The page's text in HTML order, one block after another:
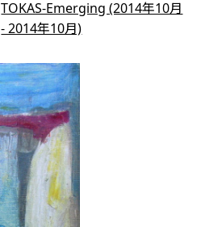
TOKAS-Emerging (2014年10月
- 2014年10月)